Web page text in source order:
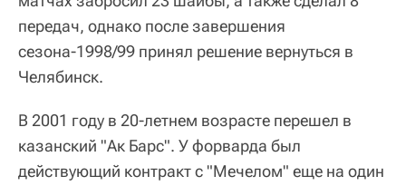
передач, однако после завершения
сезона-1998/99 принял решение вернуться в
Челябинск.
В 2001 году в 20-летнем возрасте перешел в
казанский "Ак Барс". У форварда был
действующий контракт с "Мечелом" еще на один